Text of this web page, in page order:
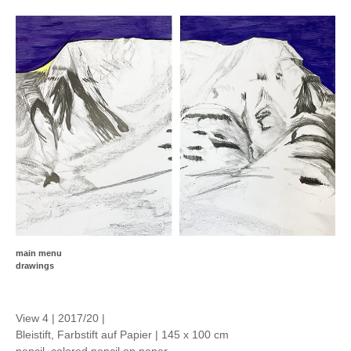
main menu
drawings
View 4 | 2017/20 |
Bleistift, Farbstift auf Papier | 145 x 100 cm